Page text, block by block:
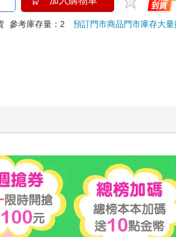
參考庫存量：2預訂門市商品門市庫存大